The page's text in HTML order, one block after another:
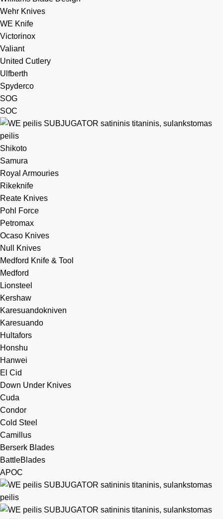
Wehr Knives
WE Knife
Victorinox
Valiant
United Cutlery
Ulfberth
Spyderco
SOG
SOC
Shikoto
Samura
Royal Armouries
Rikeknife
Reate Knives
Pohl Force
Petromax
Ocaso Knives
Null Knives
Medford Knife & Tool
Medford
Lionsteel
Kershaw
Karesuandokniven
Karesuando
Hultafors
Honshu
Hanwei
El Cid
Down Under Knives
Cuda
Condor
Cold Steel
Camillus
Berserk Blades
BattleBlades
APOC